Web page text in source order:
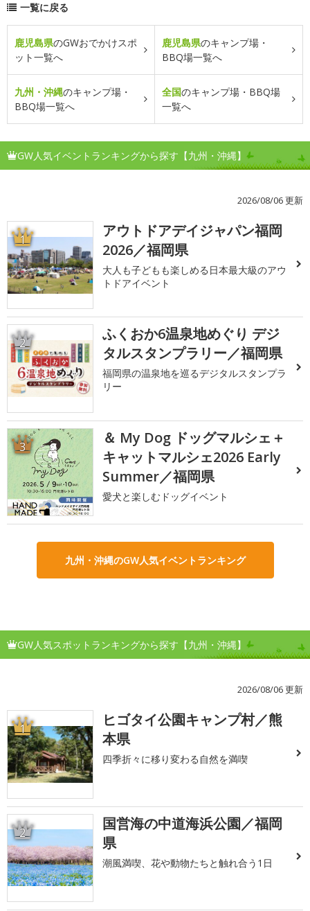
一覧に戻る
鹿児島県のGWおでかけスポ
ット一覧へ
鹿児島県のキャンプ場・
BBQ場一覧へ
九州・沖縄のキャンプ場・
BBQ場一覧へ
全国のキャンプ場・BBQ場
一覧へ
GW人気イベントランキングから探す【九州・沖縄】
2026/08/06 更新
1
アウトドアデイジャパン福岡
2026／福岡県
大人も子どもも楽しめる日本最大級のアウ
トドアイベント
2
ふくおか6温泉地めぐり デジ
タルスタンプラリー／福岡県
福岡県の温泉地を巡るデジタルスタンプラ
リー
3
＆ My Dog ドッグマルシェ＋
キャットマルシェ2026 Early
Summer／福岡県
愛犬と楽しむドッグイベント
九州・沖縄のGW人気イベントランキング
GW人気スポットランキングから探す【九州・沖縄】
2026/08/06 更新
1
ヒゴタイ公園キャンプ村／熊
本県
四季折々に移り変わる自然を満喫
2
国営海の中道海浜公園／福岡
県
潮風満喫、花や動物たちと触れ合う1日